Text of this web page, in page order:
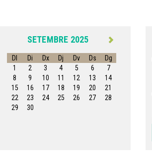
SETEMBRE 2025
Dl Di Dx Dj Dv Ds
Dg
1
2 3 4 5 6
7
8
9 10 11 12 13
14
15
16 17 18 19 20
21
22
23 24 25 26 27
28
29
30